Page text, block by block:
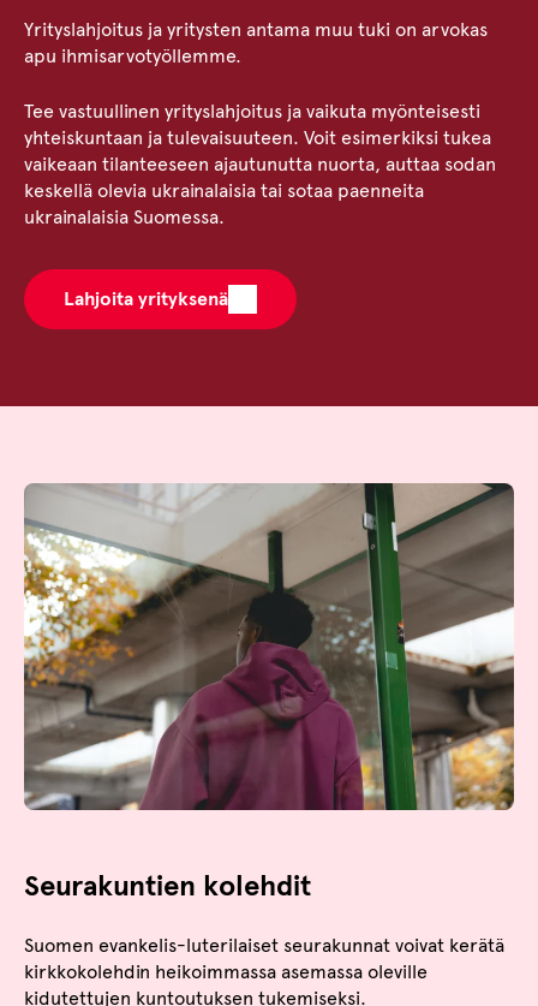
Yrityslahjoitus ja yritysten antama muu tuki on arvokas
apu ihmisarvotyöllemme.
Tee vastuullinen yrityslahjoitus ja vaikuta myönteisesti
yhteiskuntaan ja tulevaisuuteen. Voit esimerkiksi tukea
vaikeaan tilanteeseen ajautunutta nuorta, auttaa sodan
keskellä olevia ukrainalaisia tai sotaa paenneita
ukrainalaisia Suomessa.
Lahjoita yrityksenä
Seurakuntien kolehdit
Suomen evankelis-luterilaiset seurakunnat voivat kerätä
kirkkokolehdin heikoimmassa asemassa oleville
kidutettujen kuntoutuksen tukemiseksi.